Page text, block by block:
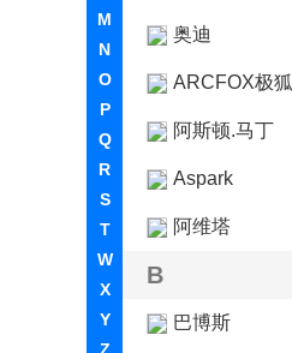
M
N
O
P
Q
R
S
T
W
X
Y
奥迪
ARCFOX极狐
阿斯顿.马丁
Aspark
阿维塔
B
巴博斯